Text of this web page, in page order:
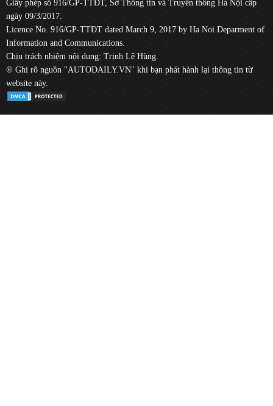
Giấy phép số 916/GP-TTĐT, Sở Thông tin và Truyền thông Hà Nội cấp
ngày 09/3/2017.
Licence No. 916/GP-TTĐT dated March 9, 2017 by Ha Noi Deparment of
Information and Communications.
Chịu trách nhiệm nội dung: Trịnh Lê Hùng.
® Ghi rõ nguồn "AUTODAILY.VN" khi bạn phát hành lại thông tin từ
website này.